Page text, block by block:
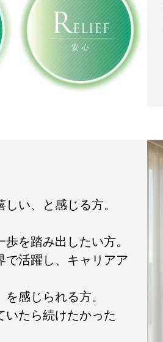
い、と感じる方。
を踏み出したい方。
で活躍し、キャリアア
感じられる方。
いたら続けたかった